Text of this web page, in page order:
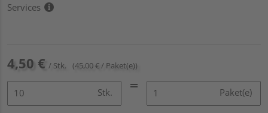
Services
4,50 € / Stk. (45,00 € / Paket(e))
Stk. Paket(e)